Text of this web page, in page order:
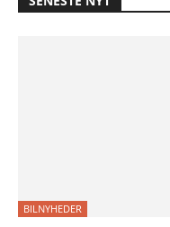
BILNYHEDER